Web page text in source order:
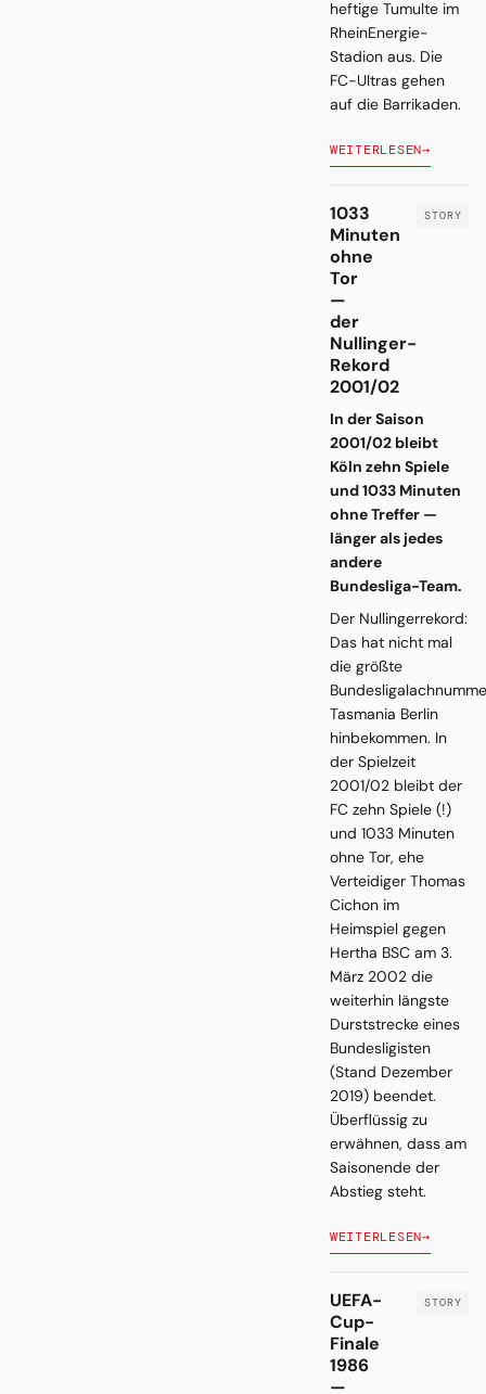
heftige Tumulte im
RheinEnergie-
Stadion aus. Die
FC-Ultras gehen
auf die Barrikaden.
WEITERLESEN→
1033
Minuten
ohne
Tor
—
der
Nullinger-
Rekord
2001/02
In der Saison
2001/02 bleibt
Köln zehn Spiele
und 1033 Minuten
ohne Treffer —
länger als jedes
andere
Bundesliga-Team.
Der Nullingerrekord:
Das hat nicht mal
die größte
Tasmania Berlin
hinbekommen. In
der Spielzeit
2001/02 bleibt der
FC zehn Spiele (!)
und 1033 Minuten
ohne Tor, ehe
Verteidiger Thomas
Cichon im
Heimspiel gegen
Hertha BSC am 3.
März 2002 die
weiterhin längste
Durststrecke eines
Bundesligisten
(Stand Dezember
2019) beendet.
Überflüssig zu
erwähnen, dass am
Saisonende der
Abstieg steht.
WEITERLESEN→
UEFA-
Cup-
Finale
1986
—